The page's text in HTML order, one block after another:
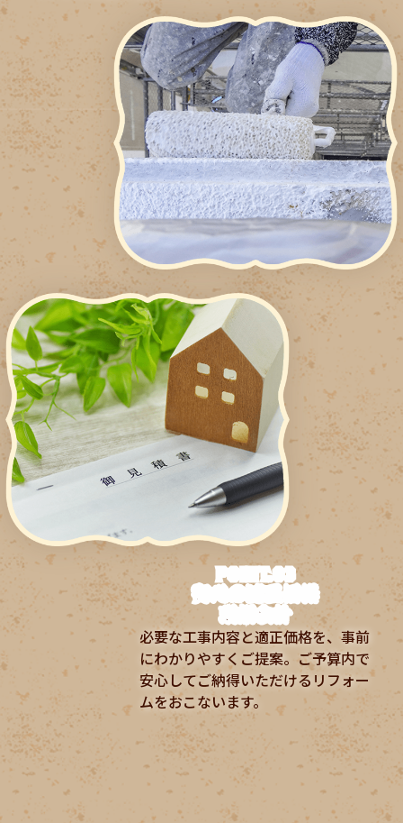
POINT.03
安心の適正価格
明朗会計
必要な工事内容と適正価格を、事前
にわかりやすくご提案。ご予算内で
安心してご納得いただけるリフォー
ムをおこないます。